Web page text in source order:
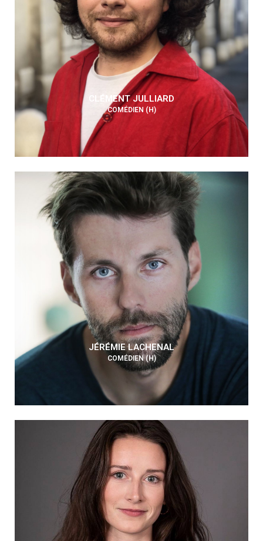
CLÉMENT JULLIARD
COMÉDIEN (H)
JÉRÉMIE LACHENAL
COMÉDIEN (H)